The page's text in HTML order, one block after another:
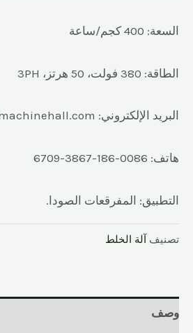
السعة: 400 كجم/ساعة
الطاقة: 380 فولت، 50 هرتز، 3PH
البريد الإلكتروني: shanna@machinehall.com
هاتف: 0086-186-3867-6709
التطبيق: المفرقعات الصودا.
تصنيف آلة الخلط
وصف